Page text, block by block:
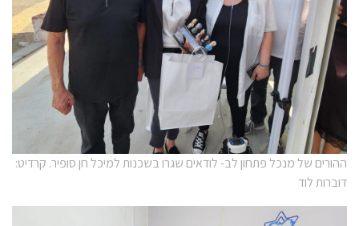
ההורים של מנכל פתחון לב- לודאים שגרו בשכנות למיכל חן סופיר. קרדיט:
דוברות לוד